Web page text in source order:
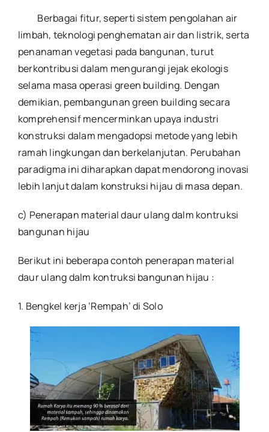
Berbagai fitur, seperti sistem pengolahan air
limbah, teknologi penghematan air dan listrik, serta
penanaman vegetasi pada bangunan, turut
berkontribusi dalam mengurangi jejak ekologis
selama masa operasi green building. Dengan
demikian, pembangunan green building secara
komprehensif mencerminkan upaya industri
konstruksi dalam mengadopsi metode yang lebih
ramah lingkungan dan berkelanjutan. Perubahan
paradigma ini diharapkan dapat mendorong inovasi
lebih lanjut dalam konstruksi hijau di masa depan.
c) Penerapan material daur ulang dalm kontruksi
bangunan hijau
Berikut ini beberapa contoh penerapan material
daur ulang dalm kontruksi bangunan hijau :
1. Bengkel kerja ‘Rempah’ di Solo